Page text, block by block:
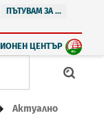
ПЪТУВАМ ЗА ...
ЦЕНТЪР
Актуално